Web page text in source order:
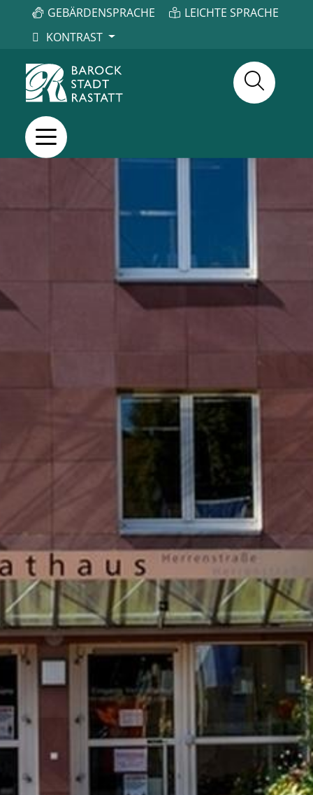
GEBÄRDENSPRACHE
LEICHTE SPRACHE
KONTRAST